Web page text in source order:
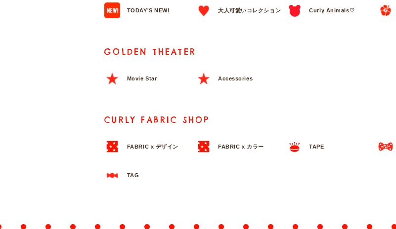
TODAY'S NEW! 大人可愛いコレクション Curly Animals♡
GOLDEN THEATER
Movie Star Accessories
CURLY FABRIC SHOP
FABRIC x デザイン FABRIC x カラー TAPE
TAG